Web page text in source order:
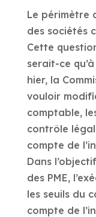
Le périmètre
des sociétés
Cette
serait-ce
hier, la
vouloir
comptable,
contrôle
compte de
Dans
des PME,
les seuils du
compte de